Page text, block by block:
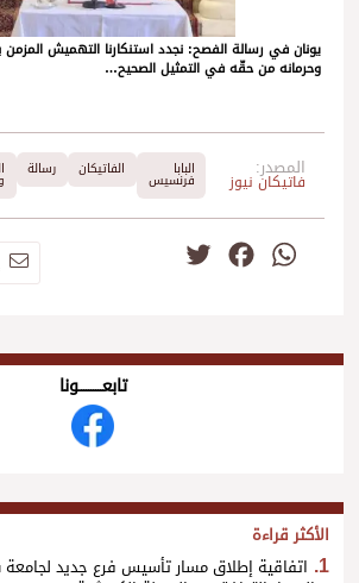
يونان في رسالة الفصح: نجدد استنكارنا التهميش
وحرمانه من حقّه في التمثيل الصحيح…
المصدر:
فاتيكان نيوز
البابا
فرنسيس
الفاتيكان رسالة
WhatsApp
Facebook
تابعــــــــــونا
الأكثر قراءة
اتفاقية إطلاق مسار تأسيس فرع جديد